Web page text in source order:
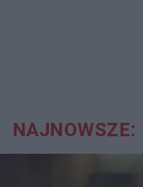
NAJNOWSZE: